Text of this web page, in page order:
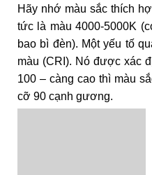
Hãy nhớ màu sắc thích
tức là màu 4000-5000K
bao bì đèn). Một yếu tố
màu (CRI). Nó được xác
100 – càng cao thì màu
cỡ 90 cạnh gương.